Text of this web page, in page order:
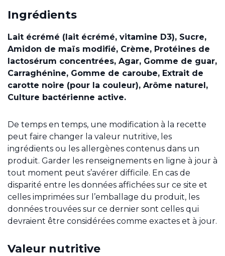
Ingrédients
Lait écrémé (lait écrémé, vitamine D3), Sucre,
Amidon de maïs modifié, Crème, Protéines de
lactosérum concentrées, Agar, Gomme de guar,
Carraghénine, Gomme de caroube, Extrait de
carotte noire (pour la couleur), Arôme naturel,
Culture bactérienne active.
De temps en temps, une modification à la recette
peut faire changer la valeur nutritive, les
ingrédients ou les allergènes contenus dans un
produit. Garder les renseignements en ligne à jour à
tout moment peut s’avérer difficile. En cas de
disparité entre les données affichées sur ce site et
celles imprimées sur l’emballage du produit, les
données trouvées sur ce dernier sont celles qui
devraient être considérées comme exactes et à jour.
Valeur nutritive